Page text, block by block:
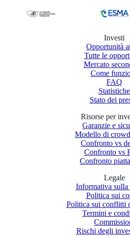
Investi
Opportunità
Tutte le
Mercato
Come
FAQ
Statistiche
Stato dei
Risorse per
Garanzie e
Modello di
Confronto vs
Confronto vs
Confronto
Legale
Informativa sulla
Politica sui
Politica sui conflitti
Termini e
Rischi degli